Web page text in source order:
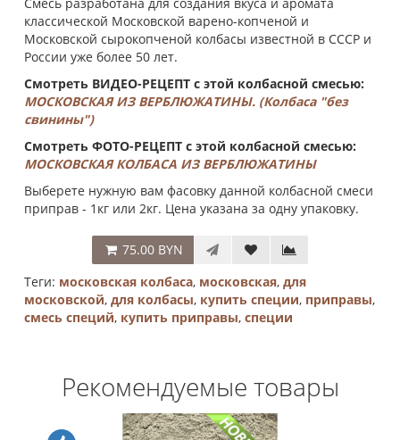
классической Московской варено-копченой и
Московской сырокопченой колбасы известной в СССР и
России уже более 50 лет.
Смотреть ВИДЕО-РЕЦЕПТ с этой колбасной смесью:
МОСКОВСКАЯ ИЗ ВЕРБЛЮЖАТИНЫ. (Колбаса "без
свинины")
Смотреть ФОТО-РЕЦЕПТ с этой колбасной смесью:
МОСКОВСКАЯ КОЛБАСА ИЗ ВЕРБЛЮЖАТИНЫ
Выберете нужную вам фасовку данной колбасной смеси
приправ - 1кг или 2кг. Цена указана за одну упаковку.
75.00 BYN
Теги: московская колбаса, московская, для
московской, для колбасы, купить специи, приправы,
смесь специй, купить приправы, специи
Рекомендуемые товары